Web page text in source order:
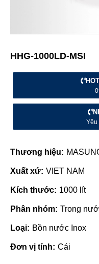
HHG-1000LD-MSI
Yêu
Thương hiệu:
Xuất xứ: VIET NAM
Kích thước: 1000 lít
Phân nhóm: Trong
Loại: Bồn nước Inox
Đơn vị tính: Cái